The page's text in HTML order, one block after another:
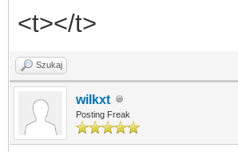
<t></t>
Szukaj
wilkxt
Posting Freak